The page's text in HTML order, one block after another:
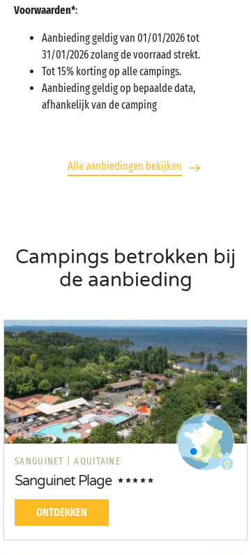
Voorwaarden*:
Aanbieding geldig van 01/01/2026 tot
31/01/2026 zolang de voorraad strekt.
Tot 15% korting op alle campings.
Aanbieding geldig op bepaalde data,
afhankelijk van de camping
Alle aanbiedingen bekijken
Campings betrokken bij
de aanbieding
SANGUINET | AQUITAINE
Sanguinet Plage
ONTDEKKEN